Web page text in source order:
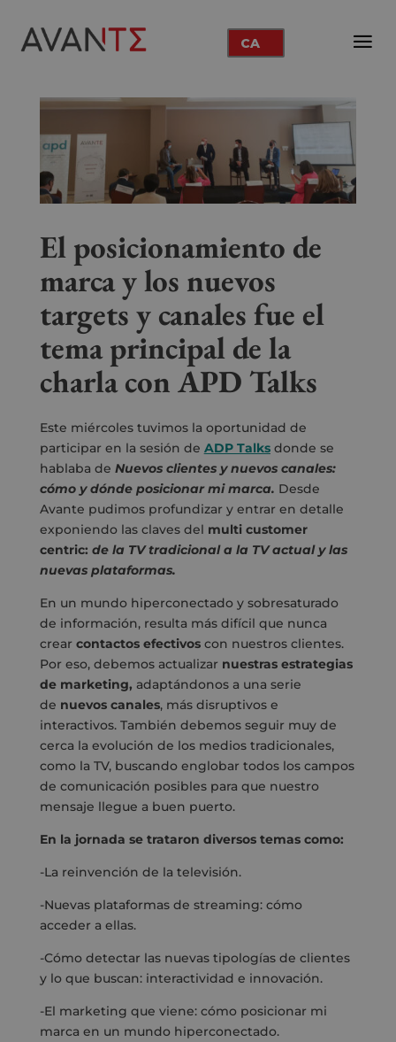
CA
El posicionamiento de
marca y los nuevos
targets y canales fue el
tema principal de la
charla con APD Talks
Este miércoles tuvimos la oportunidad de
participar en la sesión de ADP Talksdonde se
hablaba de Nuevos clientes y nuevos canales:
cómo y dónde posicionar mi marca. Desde
Avante pudimos profundizar y entrar en detalle
exponiendo las claves del multi customer
centric: de la TV tradicional a la TV actual y las
nuevas plataformas.
En un mundo hiperconectado y sobresaturado
de información, resulta más difícil que nunca
crear contactos efectivoscon nuestros clientes.
Por eso, debemos actualizar nuestras estrategias
de marketing, adaptándonos a una serie
de nuevos canales, más disruptivos e
interactivos. También debemos seguir muy de
cerca la evolución de los medios tradicionales,
como la TV, buscando englobar todos los campos
de comunicación posibles para que nuestro
mensaje llegue a buen puerto.
En la jornada se trataron diversos temas como:
-La reinvención de la televisión.
-Nuevas plataformas de streaming: cómo
acceder a ellas.
-Cómo detectar las nuevas tipologías de clientes
y lo que buscan: interactividad e innovación.
-El marketing que viene: cómo posicionar mi
marca en un mundo hiperconectado.